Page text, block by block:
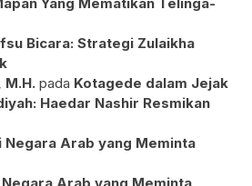
Bicara: Strategi Zulaikha
pada Kotagede dalam Jejak
Haedar Nashir Resmikan
Negara Arab yang Meminta